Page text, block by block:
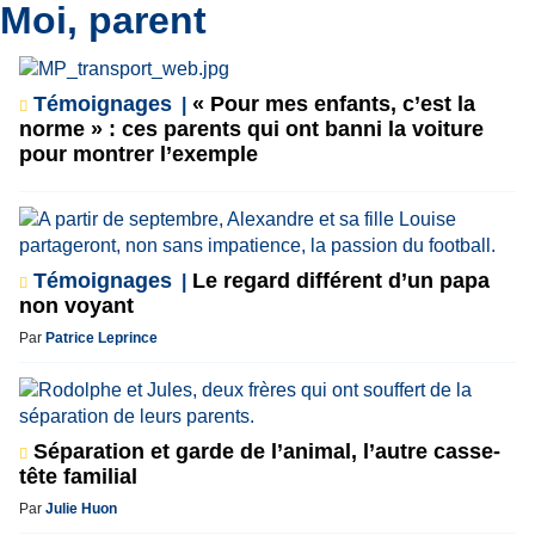
Moi, parent
Témoignages
« Pour mes enfants, c’est la
norme » : ces parents qui ont banni la voiture
pour montrer l’exemple
Témoignages
Le regard différent d’un papa
non voyant
Par Patrice Leprince
Séparation et garde de l’animal, l’autre casse-
tête familial
Par Julie Huon